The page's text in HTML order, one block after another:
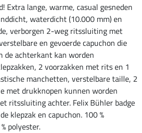
Extra lange, warme, casual gesneden
waterdicht (10.000 mm) en
verborgen 2-weg ritssluiting met
en gevoerde capuchon die
de achterkant kan worden
2 voorzakken met rits en 1
manchetten, verstelbare taille, 2
met drukknopen kunnen worden
ritssluiting achter. Felix Bühler badge
klepzak en capuchon. 100 %
polyester.